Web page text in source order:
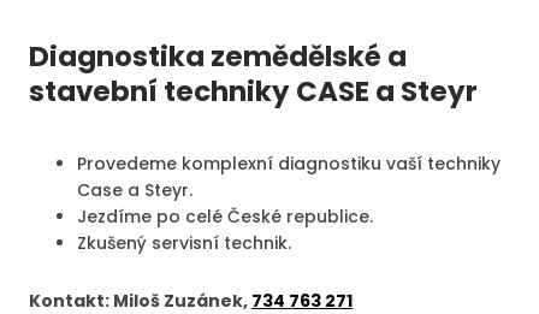
Diagnostika zemědělské a
stavební technikyCASE a Steyr
Provedeme komplexní diagnostiku vaší techniky
Case a Steyr.
Jezdíme po celé České republice.
Zkušený servisní technik.
Kontakt: Miloš Zuzánek, 734 763 271